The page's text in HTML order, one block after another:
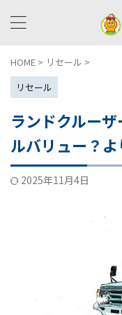
HOME > リセール >
リセール
ランドクルー
ルバリュー？
2025年11月4日